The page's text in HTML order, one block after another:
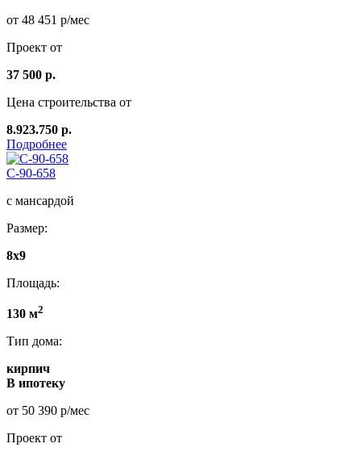
от 48 451 р/мес
Проект от
37 500 р.
Цена строительства от
8.923.750 р.
Подробнее
С-90-658
с мансардой
Размер:
8x9
Площадь:
130 м2
Тип дома:
кирпич
В ипотеку
от 50 390 р/мес
Проект от